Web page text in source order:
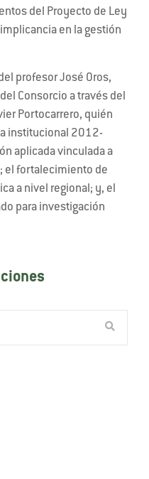
del Proyecto de Ley
en la gestión
profesor José Oros,
Consorcio a través del
Portocarrero, quién
institucional 2012-
aplicada vinculada a
el fortalecimiento de
a nivel regional; y, el
para investigación